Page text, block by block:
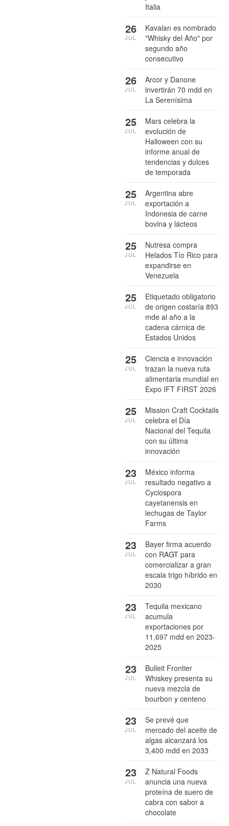
Italia
Kavalan es nombrado
"Whisky del Año" por
segundo año
consecutivo
26
JUL
Arcor y Danone
invertirán 70 mdd en
La Serenísima
26
JUL
Mars celebra la
evolución de
Halloween con su
informe anual de
tendencias y dulces
de temporada
25
JUL
Argentina abre
exportación a
Indonesia de carne
bovina y lácteos
25
JUL
Nutresa compra
Helados Tío Rico para
expandirse en
Venezuela
25
JUL
Etiquetado obligatorio
de origen costaría 893
mde al año a la
cadena cárnica de
Estados Unidos
25
JUL
Ciencia e innovación
trazan la nueva ruta
alimentaria mundial en
Expo IFT FIRST 2026
25
JUL
Mission Craft Cocktails
celebra el Día
Nacional del Tequila
con su última
innovación
25
JUL
México informa
resultado negativo a
Cyclospora
cayetanensis en
lechugas de Taylor
Farms
23
JUL
Bayer firma acuerdo
con RAGT para
comercializar a gran
escala trigo híbrido en
2030
23
JUL
Tequila mexicano
acumula
exportaciones por
11,697 mdd en 2023-
2025
23
JUL
Bulleit Frontier
Whiskey presenta su
nueva mezcla de
bourbon y centeno
23
JUL
Se prevé que
mercado del aceite de
algas alcanzará los
3,400 mdd en 2033
23
JUL
Z Natural Foods
anuncia una nueva
proteína de suero de
cabra con sabor a
chocolate
23
JUL